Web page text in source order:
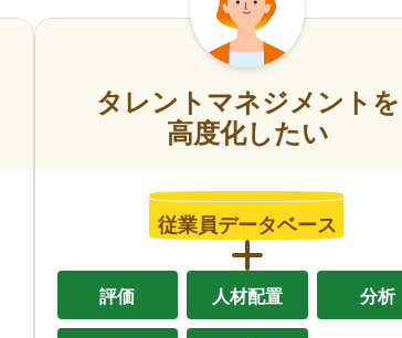
タレントマネジメントを
高度化したい
従業員データベース
評価 人材配置 分析